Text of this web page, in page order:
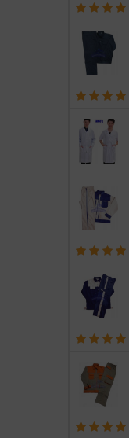
out of 5
out of 5
out of 5
out of 5